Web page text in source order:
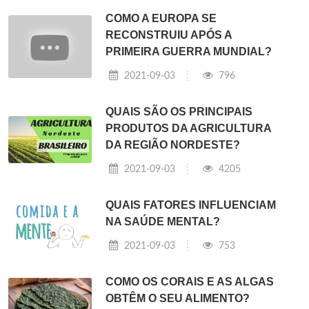
COMO A EUROPA SE
RECONSTRUIU APÓS A
PRIMEIRA GUERRA MUNDIAL?
2021-09-03 796
QUAIS SÃO OS PRINCIPAIS
PRODUTOS DA AGRICULTURA
DA REGIÃO NORDESTE?
2021-09-03 4205
QUAIS FATORES INFLUENCIAM
NA SAÚDE MENTAL?
2021-09-03 753
COMO OS CORAIS E AS ALGAS
OBTÊM O SEU ALIMENTO?